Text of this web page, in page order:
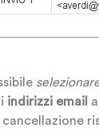
indirizzi email
cancellazione